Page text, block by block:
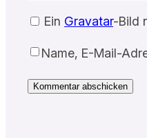
Ein Gravatar-Bild
Name, E-Mail-